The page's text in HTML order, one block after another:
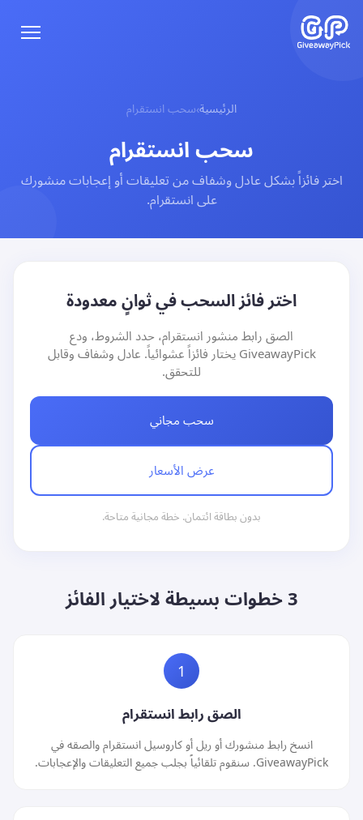
الرئيسية›سحب انستقرام
سحب انستقرام
اختر فائزاً بشكل عادل وشفاف من تعليقات أو إعجابات منشورك
على انستقرام.
اختر فائز السحب في ثوانٍ معدودة
الصق رابط منشور انستقرام، حدد الشروط، ودع
GiveawayPick يختار فائزاً عشوائياً. عادل وشفاف وقابل
للتحقق.
سحب مجاني
عرض الأسعار
بدون بطاقة ائتمان. خطة مجانية متاحة.
3 خطوات بسيطة لاختيار الفائز
1
الصق رابط انستقرام
انسخ رابط منشورك أو ريل أو كاروسيل انستقرام والصقه في
GiveawayPick. سنقوم تلقائياً بجلب جميع التعليقات والإعجابات.